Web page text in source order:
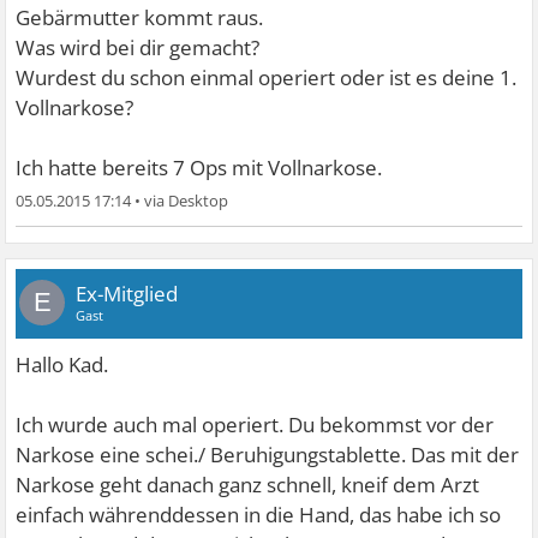
Gebärmutter kommt raus.
Was wird bei dir gemacht?
Wurdest du schon einmal operiert oder ist es deine 1.
Vollnarkose?
Ich hatte bereits 7 Ops mit Vollnarkose.
05.05.2015 17:14•
E Ex-Mitglied
Gast
Hallo Kad.
Ich wurde auch mal operiert. Du bekommst vor der
Narkose eine schei./ Beruhigungstablette. Das mit der
Narkose geht danach ganz schnell, kneif dem Arzt
einfach währenddessen in die Hand, das habe ich so